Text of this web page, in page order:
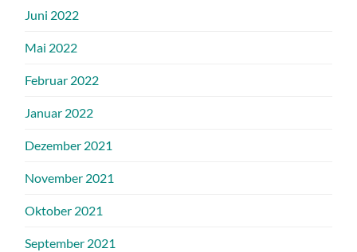
Juni 2022
Mai 2022
Februar 2022
Januar 2022
Dezember 2021
November 2021
Oktober 2021
September 2021